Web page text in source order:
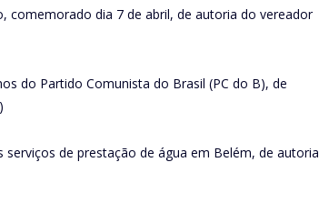
comemorado dia 7 de abril, de autoria do vereador
do Partido Comunista do Brasil (PC do B), de
serviços de prestação de água em Belém, de autoria